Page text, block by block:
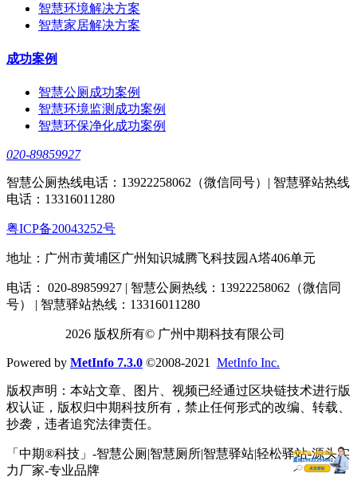
智慧环境解决方案
智慧家居解决方案
成功案例
智慧公厕成功案例
智慧环境监测成功案例
智慧环保净化成功案例
020-89859927
智慧公厕热线电话：13922258062（微信同号）| 智慧驿站热线
电话：13316011280
粤ICP备20043252号
地址：广州市黄埔区广州知识城腾飞科技园A塔406单元
电话： 020-89859927 | 智慧公厕热线：13922258062（微信同
号） | 智慧驿站热线：13316011280
2026 版权所有© 广州中期科技有限公司
Powered by MetInfo 7.3.0 ©2008-2021 MetInfo Inc.
版权声明：本站文章、图片、视频已经通过区块链技术进行版
权认证，版权归中期科技所有，禁止任何形式的改编、转载、
抄袭，违者追究法律责任。
「中期®科技」-智慧公厕|智慧厕所|智慧驿站|轻松驿站-源头实
力厂家-专业品牌